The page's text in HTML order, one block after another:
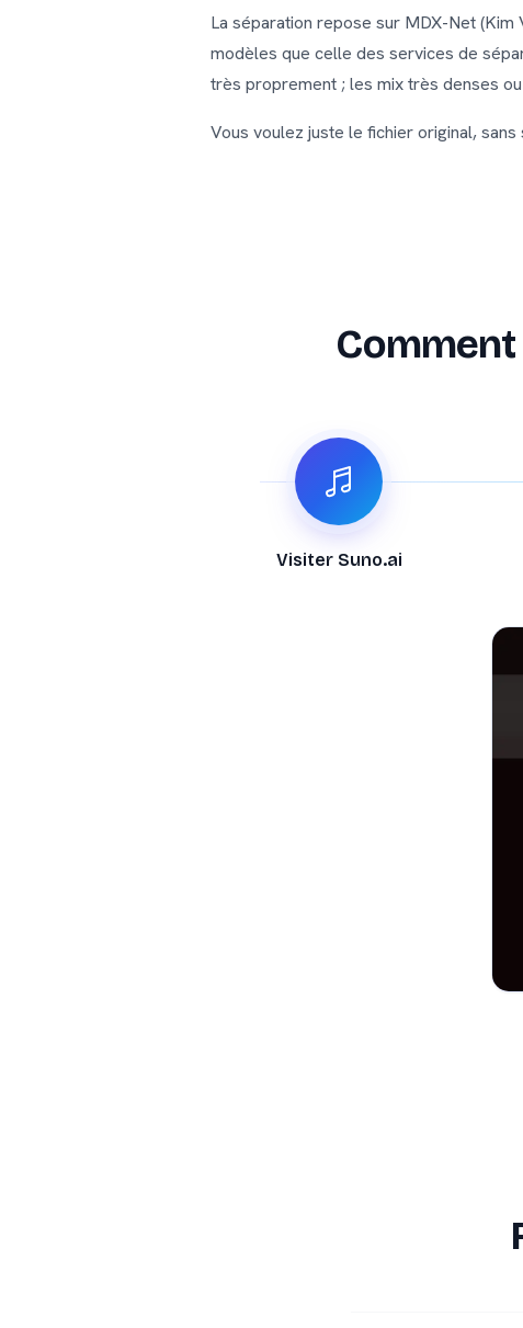
La séparation repose sur MDX-Net
modèles que celle des services de
très proprement ; les mix très denses
Vous voulez juste le fichier original, sans
Visiter Suno.ai